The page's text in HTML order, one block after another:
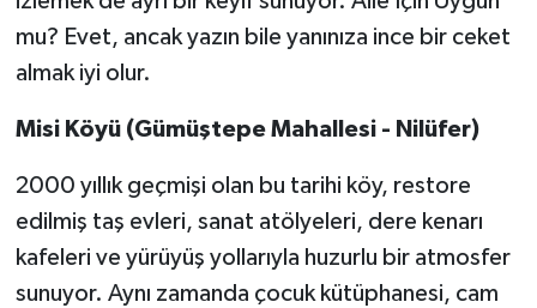
mu? Evet, ancak yazın bile yanınıza ince bir ceket
almak iyi olur.
Misi Köyü (Gümüştepe Mahallesi - Nilüfer)
2000 yıllık geçmişi olan bu tarihi köy, restore
edilmiş taş evleri, sanat atölyeleri, dere kenarı
kafeleri ve yürüyüş yollarıyla huzurlu bir atmosfer
sunuyor. Aynı zamanda çocuk kütüphanesi, cam